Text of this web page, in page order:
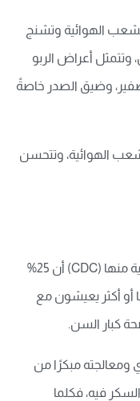
الهوائية وتشنج
وتتمثل أعراض الربو
وضيق الصدر خاصةً
الهوائية، وتتحسن
يقدر مركز السيطرة على الأمراض والوقاية منها (CDC) أن 25%
الذين تبلغ أعمارهم 65 عامًا أو أكثر يعيشون مع
كبار السن.
مبكرًا من
فيه، فكلما